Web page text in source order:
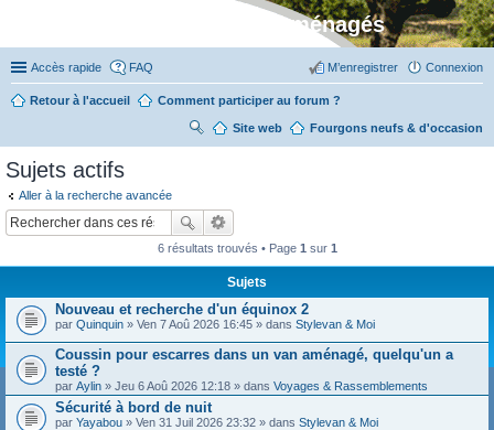
Stylevan - Vans aménagés
Accès rapide FAQ Connexion
M’enregistrer
Retour à l'accueil Comment participer au forum ?
Fourgons neufs & d'occasion
Site web
R
ch
er
Sujets actifs
Aller à la recherche avancée
6 résultats trouvés • Page 1 sur 1
Sujets
Nouveau et recherche d'un équinox 2
par Quinquin » Ven 7 Aoû 2026 16:45 » dans Stylevan & Moi
Coussin pour escarres dans un van aménagé, quelqu'un a
testé ?
par Aylin » Jeu 6 Aoû 2026 12:18 » dans Voyages & Rassemblements
Sécurité à bord de nuit
par Yayabou » Ven 31 Juil 2026 23:32 » dans Stylevan & Moi